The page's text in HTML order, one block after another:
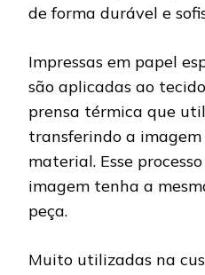
de forma durável e
Impressas em papel
são aplicadas ao
prensa térmica que
transferindo a
material. Esse
imagem tenha a
peça.
Muito utilizadas na